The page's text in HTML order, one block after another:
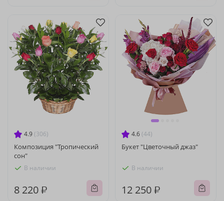
4.9 (306)
Композиция "Тропический
сон"
В наличии
8 220 ₽
4.6 (44)
Букет "Цветочный джаз"
В наличии
12 250 ₽